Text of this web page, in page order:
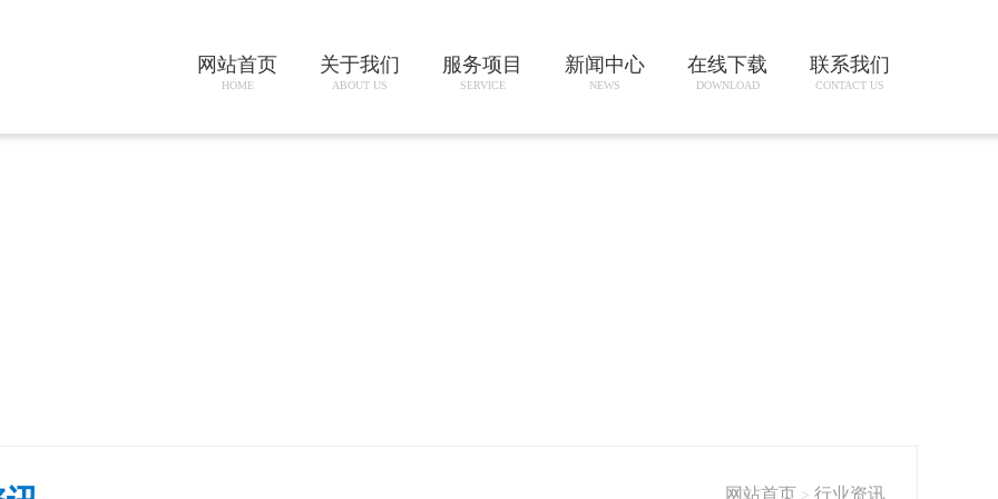
网站首页
HOME
关于我们
ABOUT US
服务项目
SERVICE
新闻中心
NEWS
在线下载
DOWNLOAD
联系我们
CONTACT US
网站首页 > 行业资讯